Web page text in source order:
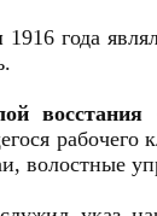
1916 года
восстания
рабочего
волостные